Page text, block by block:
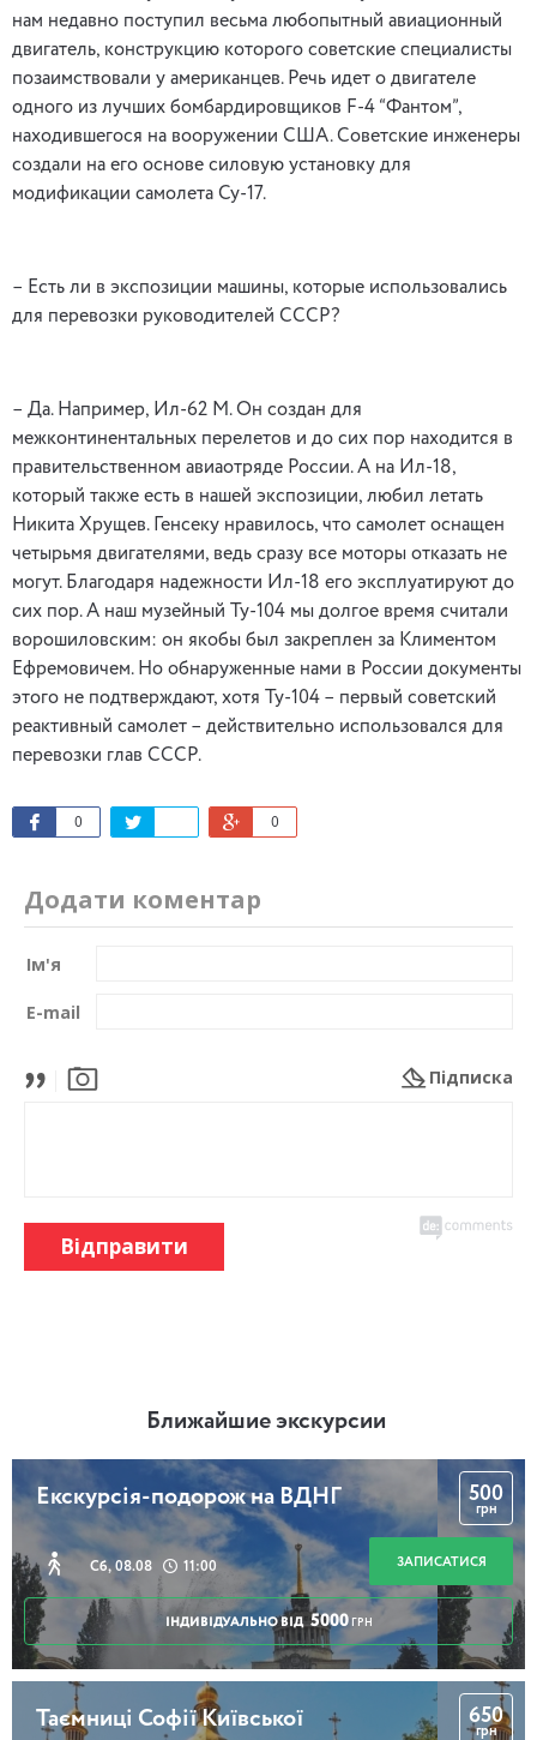
нам недавно поступил весьма любопытный авиационный
двигатель, конструкцию которого советские специалисты
позаимствовали у американцев. Речь идет о двигателе
одного из лучших бомбардировщиков F-4 “Фантом”,
находившегося на вооружении США. Советские инженеры
создали на его основе силовую установку для
модификации самолета Су-17.
– Есть ли в экспозиции машины, которые использовались
для перевозки руководителей СССР?
– Да. Например, Ил-62 М. Он создан для
межконтинентальных перелетов и до сих пор находится в
правительственном авиаотряде России. А на Ил-18,
который также есть в нашей экспозиции, любил летать
Никита Хрущев. Генсеку нравилось, что самолет оснащен
четырьмя двигателями, ведь сразу все моторы отказать не
могут. Благодаря надежности Ил-18 его эксплуатируют до
сих пор. А наш музейный Ту-104 мы долгое время считали
ворошиловским: он якобы был закреплен за Климентом
Ефремовичем. Но обнаруженные нами в России документы
этого не подтверждают, хотя Ту-104 – первый советский
реактивный самолет – действительно использовался для
перевозки глав СССР.
0 0
Додати коментар
Ім'я
E-mail
Підписка
Відправити
Ближайшие экскурсии
Екскурсія-подорож на ВДНГ
Сб, 08.08 11:00
500
грн
ЗАПИСАТИСЯ
ІНДИВІДУАЛЬНО ВІД 5000 ГРН
Таємниці Софії Київської 650
грн